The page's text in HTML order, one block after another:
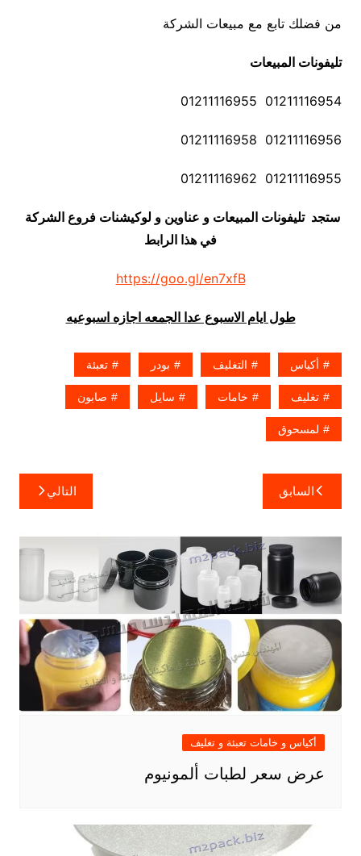
من فضلك تابع مع مبيعات الشركة
تليفونات المبيعات
01211116954 01211116955
01211116956 01211116958
01211116955 01211116962
ستجد تليفونات المبيعات و عناوين و لوكيشنات فروع الشركة
في هذا الرابط
https://goo.gl/en7xfB
طول ايام الاسبوع عدا الجمعه اجازه اسبوعيه
أكياس التغليف بودر تعبئة
تغليف خامات سايل صابون
لمسحوق
تصفّح
المقالات
السابق التالي
أكياس و خامات تعبئة و تغليف
عرض سعر لطبات ألمونيوم